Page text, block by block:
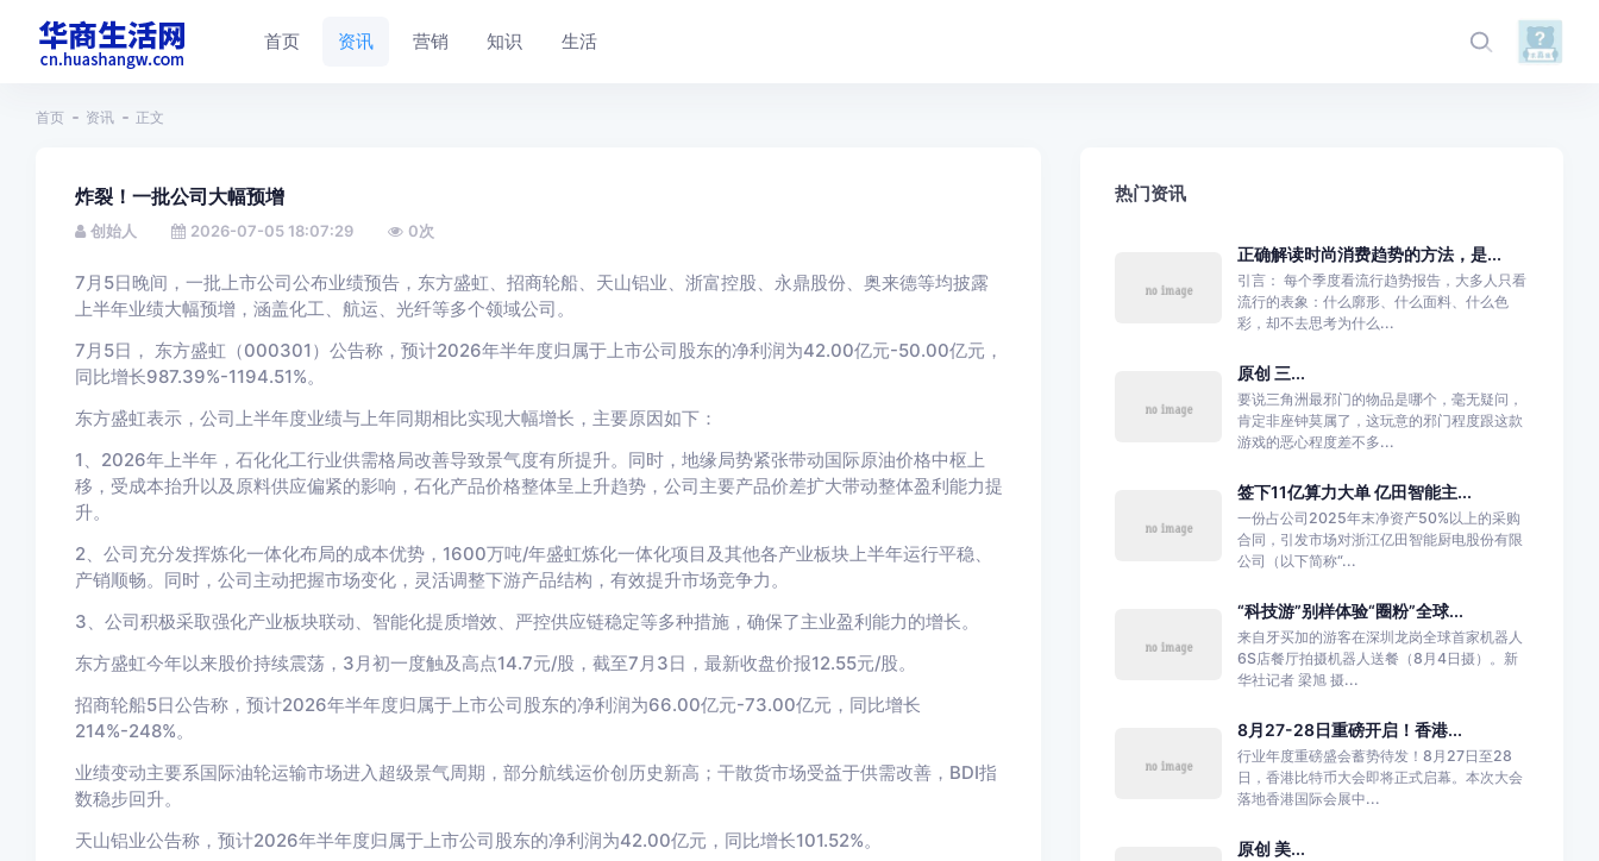
首页 资讯 营销 知识 生活
首页 资讯 正文
炸裂！一批公司大幅预增
创始人 2026-07-05 18:07:29 0次
7月5日晚间，一批上市公司公布业绩预告， 东方盛虹、 招商轮船、 天山铝业、 浙富控股、 永鼎股份、 奥来德等均披露
上半年业绩大幅预增，涵盖化工、航运、光纤等多个领域公司。
7月5日， 东方盛虹 （000301）公告称，预计2026年半年度归属于上市公司股东的净利润为42.00亿元-50.00亿元，
同比增长987.39%-1194.51%。
东方盛虹表示，公司 上半年度业绩与上年同期相比实现大幅增长，主要原因如下：
1、2026年上半年，石化化工行业供需格局改善导致景气度有所提升。同时，地缘局势紧张带动国际原油价格中枢上
移，受成本抬升以及原料供应偏紧的影响，石化产品价格整体呈上升趋势，公司主要产品价差扩大带动整体盈利能力提
升。
2、公司充分发挥炼化一体化布局的成本优势，1600万吨/年盛虹炼化一体化项目及其他各产业板块上半年运行平稳、
产销顺畅。同时，公司主动把握市场变化，灵活调整下游产品结构，有效提升市场竞争力。
3、公司积极采取强化产业板块联动、智能化提质增效、严控供应链稳定等多种措施，确保了主业盈利能力的增长。
东方盛虹今年以来股价持续震荡，3月初一度触及高点14.7元/股，截至7月3日，最新收盘价报12.55元/股。
招商轮船5日公告称，预计2026年半年度归属于上市公司股东的净利润为66.00亿元-73.00亿元，同比增长
214%-248%。
业绩变动主要系国际油轮运输市场进入超级景气周期，部分航线运价创历史新高；干散货市场受益于供需改善，BDI指
数稳步回升。
天山铝业公告称，预计2026年半年度归属于上市公司股东的净利润为42.00亿元，同比增长101.52%。
热门资讯
正确解读时尚消费趋势的方法，是...
引言： 每个季度看流行趋势报告，大多人只看
流行的表象：什么廓形、什么面料、什么色
彩，却不去思考为什么...
原创 三...
要说三角洲最邪门的物品是哪个，毫无疑问，
肯定非座钟莫属了，这玩意的邪门程度跟这款
游戏的恶心程度差不多...
签下11亿算力大单 亿田智能主...
一份占公司2025年末净资产50%以上的采购
合同，引发市场对浙江亿田智能厨电股份有限
公司（以下简称“...
“科技游”别样体验“圈粉”全球...
来自牙买加的游客在深圳龙岗全球首家机器人
6S店餐厅拍摄机器人送餐（8月4日摄）。新
华社记者 梁旭 摄...
8月27-28日重磅开启！香港...
行业年度重磅盛会蓄势待发！8月27日至28
日，香港比特币大会即将正式启幕。本次大会
落地香港国际会展中...
原创 美...